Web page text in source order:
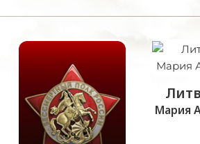
Мария